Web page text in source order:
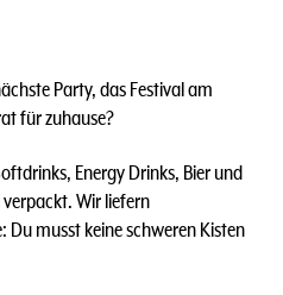
Party, das Festival am
für zuhause?
Energy Drinks, Bier und
verpackt. Wir liefern
Du musst keine schweren Kisten